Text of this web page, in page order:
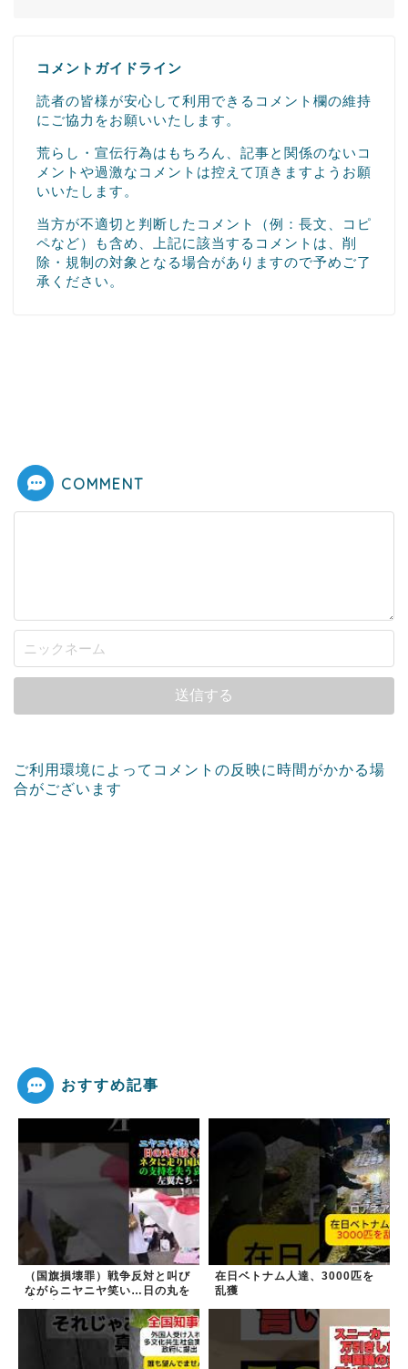
コメントガイドライン
読者の皆様が安心して利用できるコメント欄の維持
にご協力をお願いいたします。
荒らし・宣伝行為はもちろん、記事と関係のないコ
メントや過激なコメントは控えて頂きますようお願
いいたします。
当方が不適切と判断したコメント（例：長文、コピ
ペなど）も含め、上記に該当するコメントは、削
除・規制の対象となる場合がありますので予めご了
承ください。
COMMENT
ご利用環境によってコメントの反映に時間がかかる場
合がございます
おすすめ記事
（国旗損壊罪）戦争反対と叫び
ながらニヤニヤ笑い…日の丸を
らドン引きされ...
在日ベトナム人達、3000匹を
乱獲